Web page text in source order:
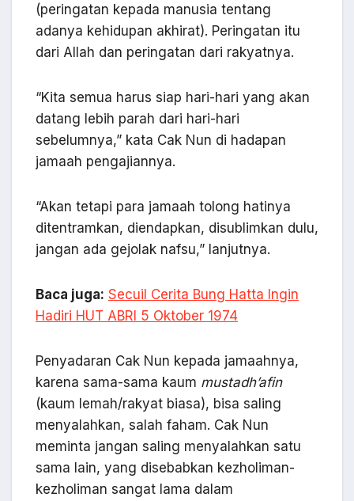
(peringatan kepada manusia tentang
adanya kehidupan akhirat). Peringatan itu
dari Allah dan peringatan dari rakyatnya.
“Kita semua harus siap hari-hari yang akan
datang lebih parah dari hari-hari
sebelumnya,” kata Cak Nun di hadapan
jamaah pengajiannya.
“Akan tetapi para jamaah tolong hatinya
ditentramkan, diendapkan, disublimkan dulu,
jangan ada gejolak nafsu,” lanjutnya.
Baca juga: Secuil Cerita Bung Hatta Ingin
Hadiri HUT ABRI 5 Oktober 1974
Penyadaran Cak Nun kepada jamaahnya,
karena sama-sama kaum mustadh’afin
(kaum lemah/rakyat biasa), bisa saling
menyalahkan, salah faham. Cak Nun
meminta jangan saling menyalahkan satu
sama lain, yang disebabkan kezholiman-
kezholiman sangat lama dalam